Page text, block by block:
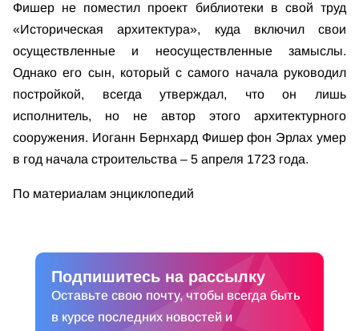
Фишер не поместил проект библиотеки в свой труд
«Историческая архитектура», куда включил свои
осуществленные и неосуществленные замыслы.
Однако его сын, который с самого начала руководил
постройкой, всегда утверждал, что он лишь
исполнитель, но не автор этого архитектурного
сооружения. Иоганн Бернхард Фишер фон Эрлах умер
в год начала строительства – 5 апреля 1723 года.
По материалам энциклопедий
Подпишитесь на рассылку
Оставьте свою почту, чтобы всегда быть
в курсе последних новостей и